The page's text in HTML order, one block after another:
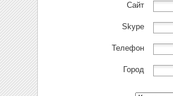
Сайт
Skype
Телефон
Город